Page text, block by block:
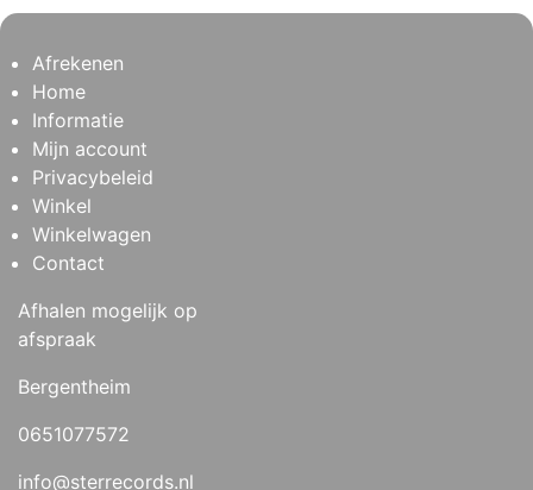
Afrekenen
Home
Informatie
Mijn account
Privacybeleid
Winkel
Winkelwagen
Contact
Afhalen mogelijk op
afspraak
Bergentheim
0651077572
info@sterrecords.nl